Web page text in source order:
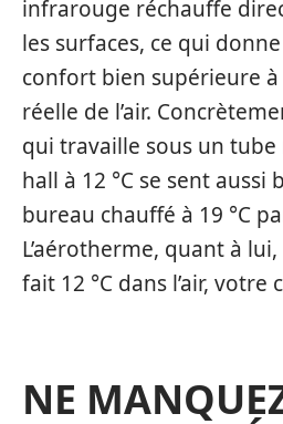
infrarouge réchauffe
les surfaces, ce qui
confort bien supérieure
réelle de l’air.
qui travaille sous un
hall à 12 °C se sent aussi
bureau chauffé à 19 °C
L’aérotherme, quant à lui,
fait 12 °C dans l’air, votre
NE